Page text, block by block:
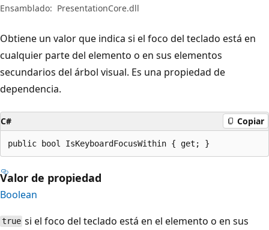
Ensamblado: PresentationCore.dll
Obtiene un valor que indica si el foco del teclado está en
cualquier parte del elemento o en sus elementos
secundarios del árbol visual. Es una propiedad de
dependencia.
C# Copiar
public bool IsKeyboardFocusWithin { get; }
Valor de propiedad
Boolean
true si el foco del teclado está en el elemento o en sus